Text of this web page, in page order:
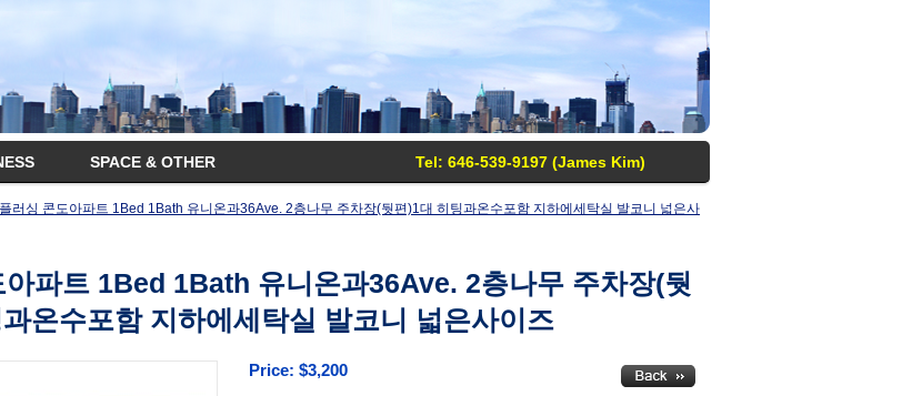
SPACE & OTHER Tel: 646-539-9197 (James Kim)
플러싱 콘도아파트 1Bed 1Bath 유니온과36Ave. 2층나무 주차장(둿편)1대 히팅과온수포함 지하에세탁실 발코니 넓은사
파트 1Bed 1Bath 유니온과36Ave. 2층나무 주차장(둿
온수포함 지하에세탁실 발코니 넓은사이즈
Price: $3,200